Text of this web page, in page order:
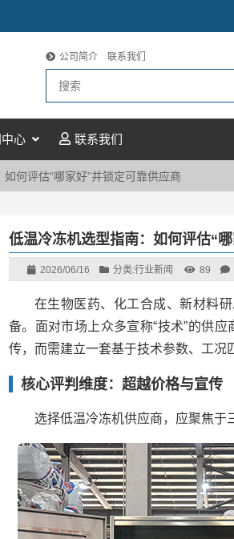
公司简介 联系我们
心 联系我们
何评估“哪家好”并锁定可靠供应商
低温冷冻机选型指南：如何评估“
2026/06/16 分类:行业新闻 89
在生物医药、化工合成、新材料
备。面对市场上众多宣称“技术”的供
传，而需建立一套基于技术参数、工况
核心评判维度：超越价格与宣传
选择低温冷冻机供应商，应聚焦于